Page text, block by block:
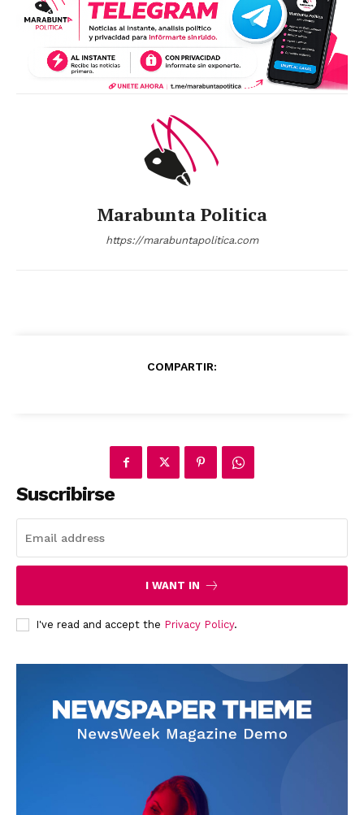
News Week
Magazine PRO
Marabunta Politica
https://marabuntapolitica.com
COMPARTIR:
Suscribirse
I WANT IN
I've read and accept the Privacy Policy.